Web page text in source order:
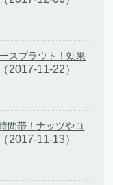
スプラウト！効果
（2017-11-22）
間帯！ナッツやコ
（2017-11-13）